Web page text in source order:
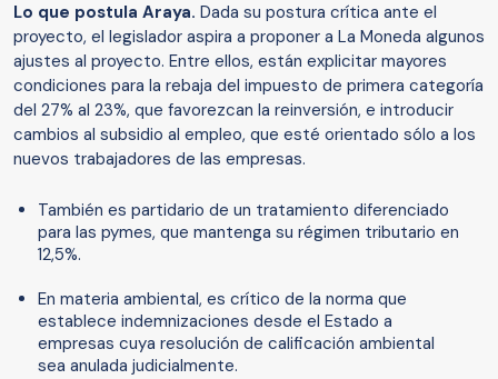
Lo que postula Araya. Dada su postura crítica ante el
proyecto, el legislador aspira a proponer a La Moneda algunos
ajustes al proyecto. Entre ellos, están explicitar mayores
condiciones para la rebaja del impuesto de primera categoría
del 27% al 23%, que favorezcan la reinversión, e introducir
cambios al subsidio al empleo, que esté orientado sólo a los
nuevos trabajadores de las empresas.
También es partidario de un tratamiento diferenciado
para las pymes, que mantenga su régimen tributario en
12,5%.
En materia ambiental, es crítico de la norma que
establece indemnizaciones desde el Estado a
empresas cuya resolución de calificación ambiental
sea anulada judicialmente.